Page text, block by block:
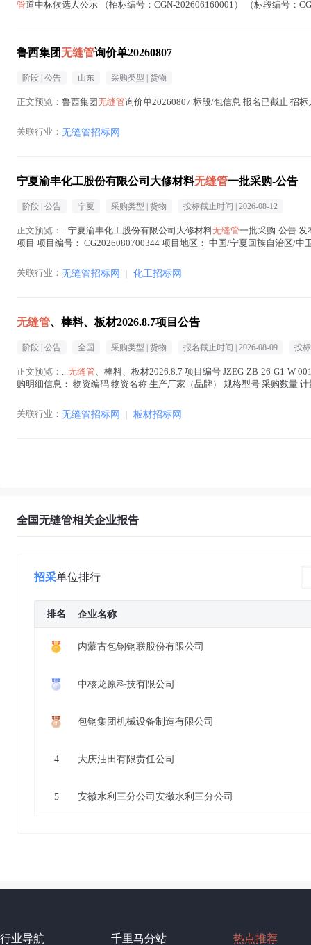
管道中标候选人公示 （招标编号：CGN-202606160001） （标段编号：
鲁西集团无缝管询价单20260807
阶段 | 公告 山东 采购类型 | 货物
正文预览： 鲁西集团无缝管询价单20260807 标段/包信息 报名已截止 招
关联行业： 无缝管招标网
宁夏渝丰化工股份有限公司大修材料无缝管一批采购-公告
阶段 | 公告 宁夏 采购类型 | 货物 投标截止时间 | 2026-08-12
正文预览： ...宁夏渝丰化工股份有限公司大修材料无缝管一批采购-公告 发
项目 项目编号： CG2026080700344 项目地区： 中国/宁夏回族自治区/
关联行业： 无缝管招标网 | 化工招标网
无缝管、棒料、板材2026.8.7项目公告
阶段 | 公告 全国 采购类型 | 货物 报名截止时间 | 2026-08-09 投
正文预览： ...无缝管、棒料、板材2026.8.7 项目编号 JZEG-ZB-26-G1-W-
购明细信息： 物资编码 物资名称 生产厂家（品牌） 规格型号 采购数量
关联行业： 无缝管招标网 | 板材招标网
全国无缝管相关企业报告
招采单位排行
排名 企业名称
内蒙古包钢钢联股份有限公司
中核龙原科技有限公司
包钢集团机械设备制造有限公司
4 大庆油田有限责任公司
5 安徽水利三分公司安徽水利三分公司
行业导航 千里马分站 热点推荐